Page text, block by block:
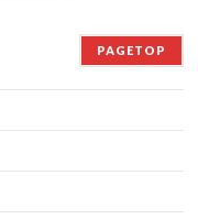
PAGETOP